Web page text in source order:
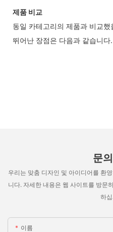
제품 비교
동일 카테고리의 제품과 비교
뛰어난 장점은 다음과 같습니다.
문
우리는 맞춤 디자인 및 아이디어를 환
니다. 자세한 내용은 웹 사이트를 방문
하
이름